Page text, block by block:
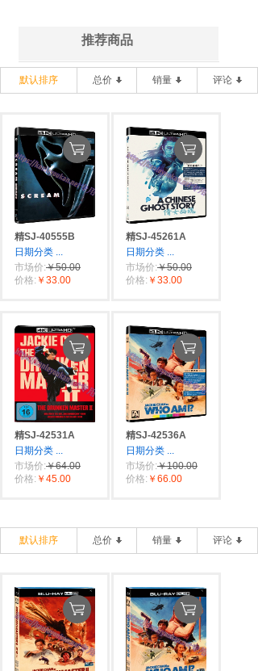
推荐商品
默认排序 总价 销量 评论
精SJ-40555B
日期分类 ...
市场价:￥50.00
价格: ￥33.00
精SJ-45261A
日期分类 ...
市场价:￥50.00
价格: ￥33.00
精SJ-42531A
日期分类 ...
市场价:￥64.00
价格: ￥45.00
精SJ-42536A
日期分类 ...
市场价:￥100.00
价格: ￥66.00
默认排序 总价 销量 评论